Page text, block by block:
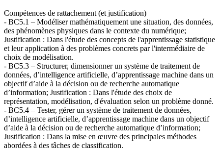
Compétences de rattachement (et justification)
- BC5.1 – Modéliser mathématiquement une situation, des données,
des phénomènes physiques dans le contexte du numérique;
Justification : Dans l'étude des concepts de l'apprentissage statistique
et leur application à des problèmes concrets par l'intermédiaire de
choix de modélisation.
- BC5.3 – Structurer, dimensionner un système de traitement de
données, d’intelligence artificielle, d’apprentissage machine dans un
objectif d’aide à la décision ou de recherche automatique
d’information; Justification : Dans l'étude des choix de
représentation, modélisation, d'évaluation selon un problème donné.
- BC5.4 – Tester, gérer un système de traitement de données,
d’intelligence artificielle, d’apprentissage machine dans un objectif
d’aide à la décision ou de recherche automatique d’information;
Justification : Dans la mise en œuvre des principales méthodes
abordées à des tâches de classification.